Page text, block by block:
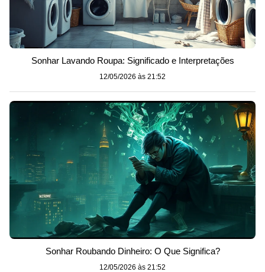
Sonhar Lavando Roupa: Significado e Interpretações
12/05/2026 às 21:52
Sonhar Roubando Dinheiro: O Que Significa?
12/05/2026 às 21:52